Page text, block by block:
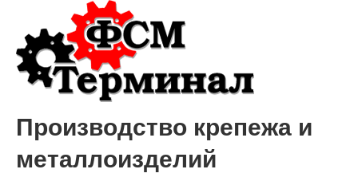
Производство крепежа и
металлоизделий